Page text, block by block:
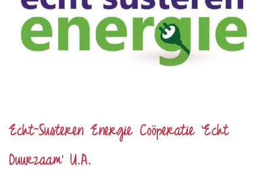
Echt-Susteren Energie Coöperatie 'Echt
Duurzaam' U.A.